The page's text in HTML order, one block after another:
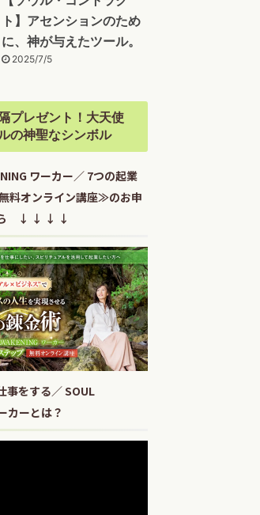
ト】アセンションのため
に、神が与えたツール。
2025/7/5
プレゼント！大天使
の神聖なシンボル
ワーカー／ 7つの起業
料オンライン講座≫のお申
ら ↓ ↓ ↓ ↓
事をする／ SOUL
カーとは？